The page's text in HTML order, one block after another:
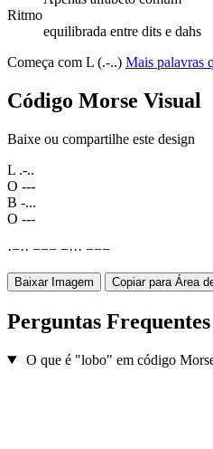
Ritmo
equilibrada entre dits e dahs
Começa com L (.-..) Mais palavras
Código Morse Visual
Baixe ou compartilhe este design
L .-..
O ---
B -...
O ---
·−·· −−− −··· −−−
Baixar Imagem Copiar para Área
Perguntas Frequentes
O que é "lobo" em código